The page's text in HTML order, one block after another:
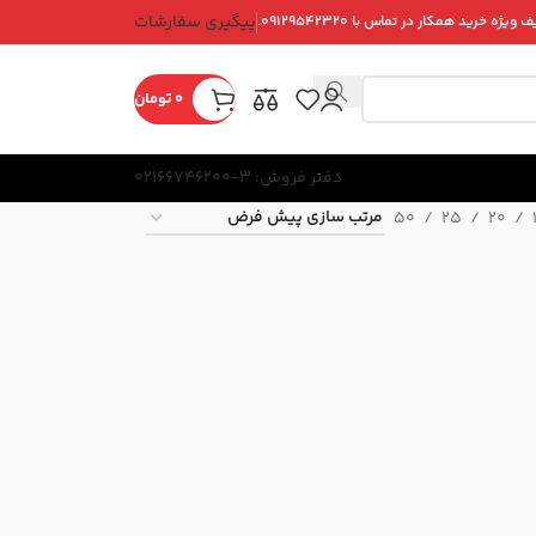
خرید همکار در تماس با ۰۹۱۲۹۵۴۲۳۲۰. پیگیری سفارشات
0 تومان
دفتر فروش: 3-02166746200
20
25
50